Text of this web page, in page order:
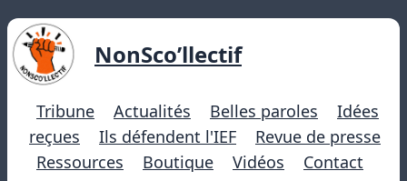
NonSco’llectif
Tribune Actualités Belles paroles
Idées
reçues
Ils défendent l'IEF
Revue de presse
Ressources
Boutique Vidéos Contact